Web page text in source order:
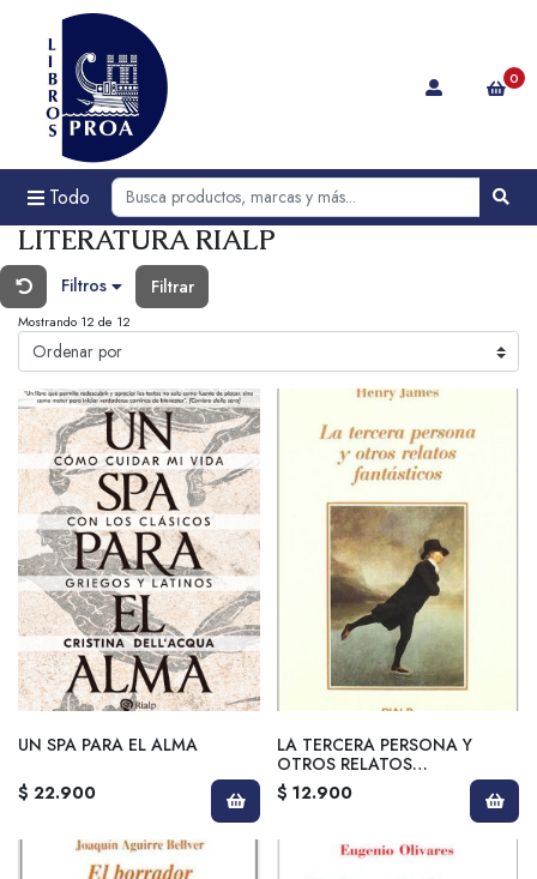
Todo
0
LITERATURA RIALP
Filtros Filtrar
Mostrando 12 de 12
UN SPA PARA EL ALMA
$ 22.900
LA TERCERA PERSONA Y
OTROS RELATOS
FANTASTICOS
$ 12.900